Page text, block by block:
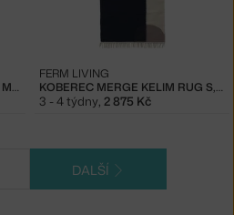
KOBEREC MERGE KELIM RUG M, DARK BLUE KOBEREC MERGE KELIM RUG S, DARK BLUE
FERM LIVING
3 - 4 týdny, 2 875 Kč
DALŠÍ